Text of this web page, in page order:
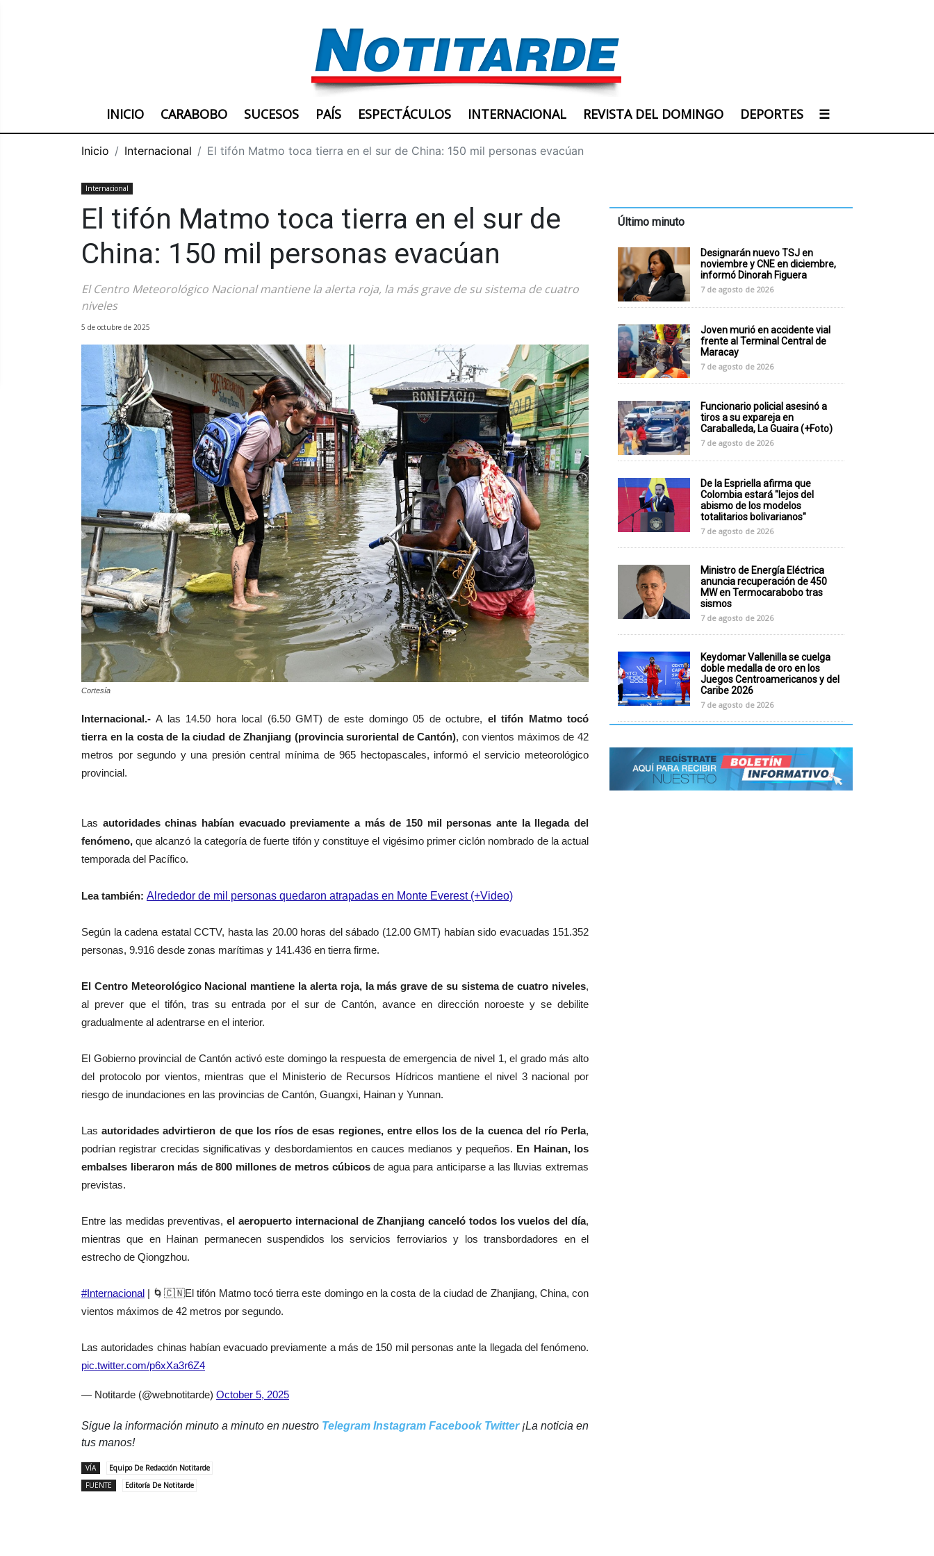
INICIO CARABOBO SUCESOS PAÍS ESPECTÁCULOS INTERNACIONAL REVISTA DEL DOMINGO DEPORTES ☰
Inicio Internacional El tifón Matmo toca tierra en el sur de China: 150 mil personas evacúan
Internacional
El tifón Matmo toca tierra en el sur de
China: 150 mil personas evacúan
El Centro Meteorológico Nacional mantiene la alerta roja, la más grave de su sistema de cuatro
niveles
5 de octubre de 2025
Cortesía
Internacional.- A las 14.50 hora local (6.50 GMT) de este domingo 05 de octubre, el tifón Matmo tocó
tierra en la costa de la ciudad de Zhanjiang (provincia suroriental de Cantón), con vientos máximos de 42
metros por segundo y una presión central mínima de 965 hectopascales, informó el servicio meteorológico
provincial.
Las autoridades chinas habían evacuado previamente a más de 150 mil personas ante la llegada del
fenómeno, que alcanzó la categoría de fuerte tifón y constituye el vigésimo primer ciclón nombrado de la actual
temporada del Pacífico.
Lea también: Alrededor de mil personas quedaron atrapadas en Monte Everest (+Video)
Según la cadena estatal CCTV, hasta las 20.00 horas del sábado (12.00 GMT) habían sido evacuadas 151.352
personas, 9.916 desde zonas marítimas y 141.436 en tierra firme.
El Centro Meteorológico Nacional mantiene la alerta roja, la más grave de su sistema de cuatro niveles,
al prever que el tifón, tras su entrada por el sur de Cantón, avance en dirección noroeste y se debilite
gradualmente al adentrarse en el interior.
El Gobierno provincial de Cantón activó este domingo la respuesta de emergencia de nivel 1, el grado más alto
del protocolo por vientos, mientras que el Ministerio de Recursos Hídricos mantiene el nivel 3 nacional por
riesgo de inundaciones en las provincias de Cantón, Guangxi, Hainan y Yunnan.
Lasautoridades advirtieron de que los ríos de esas regiones, entre ellos los de la cuenca del río Perla,
podrían registrar crecidas significativas y desbordamientos en cauces medianos y pequeños. En Hainan, los
embalses liberaron más de 800 millones de metros cúbicosde agua para anticiparse a las lluvias extremas
previstas.
Entre las medidas preventivas,el aeropuerto internacional de Zhanjiang canceló todos los vuelos del día,
mientras que en Hainan permanecen suspendidos los servicios ferroviarios y los transbordadores en el
estrecho de Qiongzhou.
#Internacional | 🌀🇨🇳El tifón Matmo tocó tierra este domingo en la costa de la ciudad de Zhanjiang, China, con
vientos máximos de 42 metros por segundo.
Las autoridades chinas habían evacuado previamente a más de 150 mil personas ante la llegada del fenómeno.
pic.twitter.com/p6xXa3r6Z4
— Notitarde (@webnotitarde) October 5, 2025
Sigue la información minuto a minuto en nuestro Telegram Instagram Facebook Twitter¡La noticia en
tus manos!
VÍA
Equipo De Redacción Notitarde
FUENTE
Editoría De Notitarde
Último minuto
Designarán nuevo TSJ en
noviembre y CNE en diciembre,
informó Dinorah Figuera
7 de agosto de 2026
Joven murió en accidente vial
frente al Terminal Central de
Maracay
7 de agosto de 2026
Funcionario policial asesinó a
tiros a su expareja en
Caraballeda, La Guaira (+Foto)
7 de agosto de 2026
De la Espriella afirma que
Colombia estará "lejos del
abismo de los modelos
totalitarios bolivarianos"
7 de agosto de 2026
Ministro de Energía Eléctrica
anuncia recuperación de 450
MW en Termocarabobo tras
sismos
7 de agosto de 2026
Keydomar Vallenilla se cuelga
doble medalla de oro en los
Juegos Centroamericanos y del
Caribe 2026
7 de agosto de 2026